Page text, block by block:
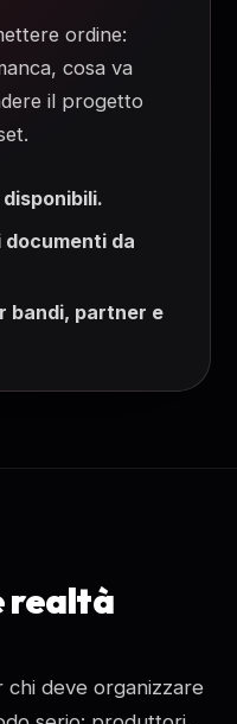
ordine:
cosa va
il progetto
da
bandi, partner e
realtà
chi deve organizzare